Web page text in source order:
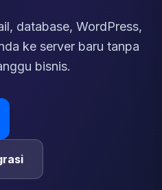
database, WordPress,
ke server baru tanpa
bisnis.